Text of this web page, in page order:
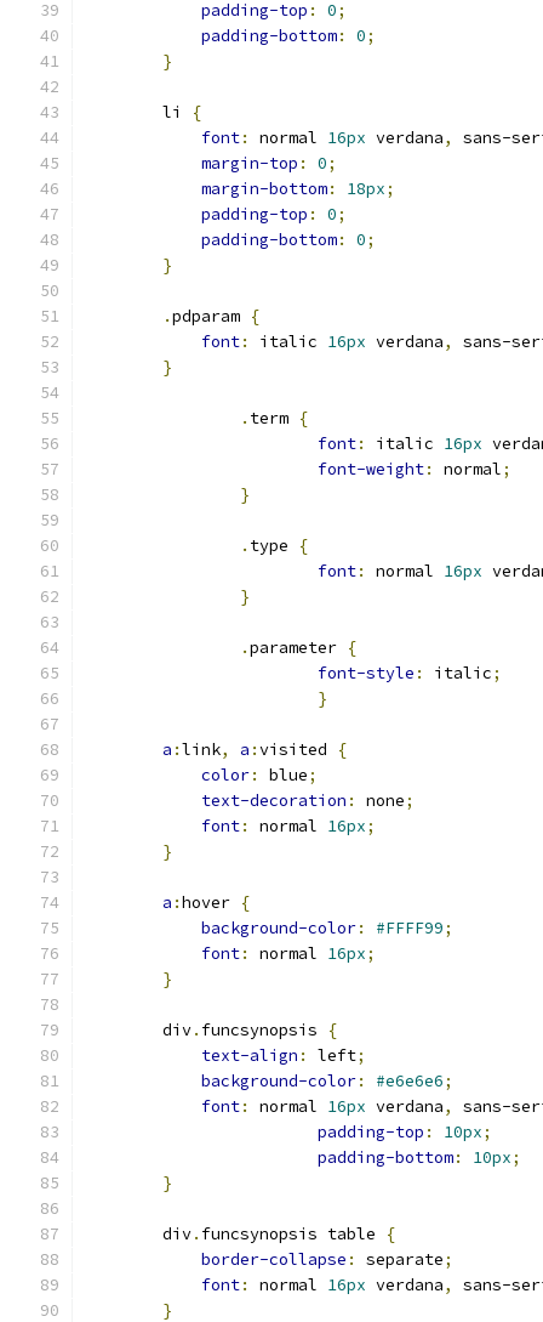
padding-top : 0;
padding-bottom: 0;
}
        li
{
font: normal 16px verdana,
sans-
margin-top : 0;
margin-bottom: 18px;
padding-top : 0;
padding-bottom: 0;
}
.pdparam {
font: italic 16px verdana,
sans-
}
. term {
font: italic 16px
font-weight: normal;
}
. type
{
font: normal 16px
}
.parameter {
font-style : italic;
}
a :link, a :visited
{
color: blue;
text-decoration : none;
font: normal 16px;
}
a :hover {
background-color: #FFFF99;
font: normal 16px;
}
        div
. funcsynopsis
{
text-align : left;
background-color: #e6e6e6;
font: normal 16px verdana,
sans-
padding-top : 10px;
padding-bottom: 10px;
}
        div
. funcsynopsis table
{
border-collapse : separate;
font: normal 16px verdana,
sans-
}